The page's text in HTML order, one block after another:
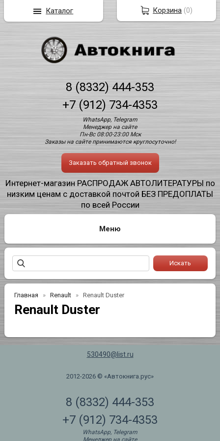
8 (8332) 444-353
+7 (912) 734-4353
WhatsApp, Telegram
Менеджер на сайте
Пн-Вс 08:00-23:00 Мск
Заказы на сайте принимаются круглосуточно!
Заказать обратный звонок
Интернет-магазин РАСПРОДАЖ АВТОЛИТЕРАТУРЫ по
низким ценам с доставкой почтой БЕЗ ПРЕДОПЛАТЫ
по всей России
Главная Renault Renault Duster
Renault Duster
530490@list.ru
2012-2026 © «Автокнига.рус»
8 (8332) 444-353
+7 (912) 734-4353
WhatsApp, Telegram
Менеджер на сайте
Корзина (0)
Каталог